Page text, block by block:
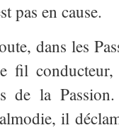
pas en cause.
dans les
fil conducteur,
de la
il